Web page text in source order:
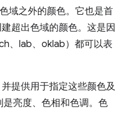
域之外的颜色。它也是首
超出色域的颜色。这是因
、lab、oklab）都可以表
并提供用于指定这些颜色及
亮度、色相和色调。色